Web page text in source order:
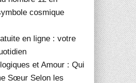
cosmique
en ligne : votre
et Amour : Qui
Sœur Selon les